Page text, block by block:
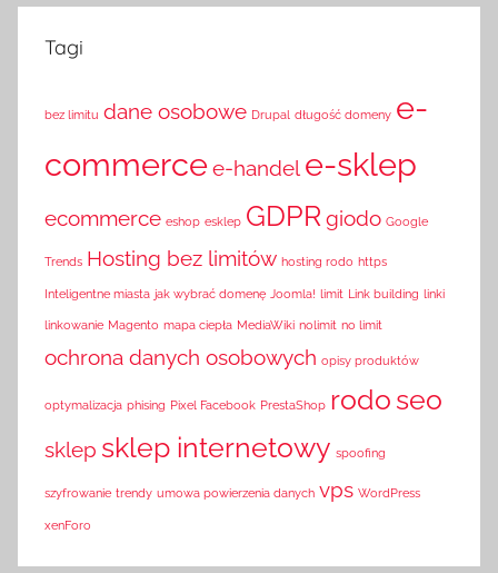
Tagi
bez limitu dane osobowe Drupal długość domeny e-
commercee-handel e-sklep
ecommerce eshop esklep GDPRgiodo Google
Trends Hosting bez limitów hosting rodo https
Inteligentne miasta jak wybrać domenę Joomla! limit Link building linki
linkowanie Magento mapa ciepła MediaWiki nolimit no limit
ochrona danych osobowych opisy produktów
optymalizacja phising Pixel Facebook PrestaShop rodo seo
sklep sklep internetowy spoofing
szyfrowanie trendy umowa powierzenia danych vps WordPress
xenForo